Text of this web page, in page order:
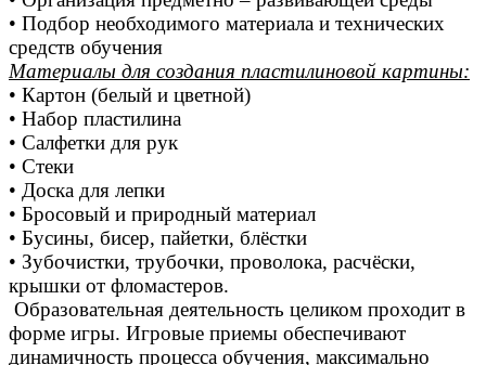
• Подбор необходимого материала и технических
средств обучения
Материалы для создания пластилиновой картины:
• Картон (белый и цветной)
• Набор пластилина
• Салфетки для рук
• Стеки
• Доска для лепки
• Бросовый и природный материал
• Бусины, бисер, пайетки, блёстки
• Зубочистки, трубочки, проволока, расчёски,
крышки от фломастеров.
Образовательная деятельность целиком проходит в
форме игры. Игровые приемы обеспечивают
динамичность процесса обучения, максимально